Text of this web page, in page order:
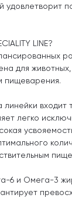
удовлетворит
LINE?
для
пищеварения.
входит
легко
6 и Омега-3